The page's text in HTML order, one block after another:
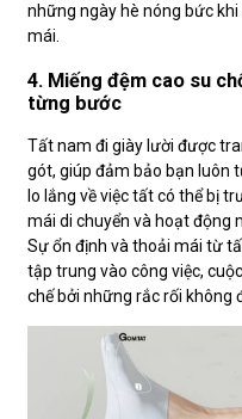
những ngày hè nóng bức
mái.
4. Miếng đệm cao su
từng bước
Tất nam đi giày lười được
gót, giúp đảm bảo bạn luôn
lo lắng về việc tất có thể bị
mái di chuyển và hoạt động
Sự ổn định và thoải mái từ
tập trung vào công việc,
chế bởi những rắc rối không